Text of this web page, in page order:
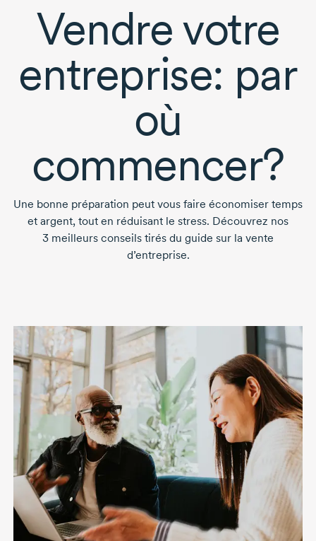
Vendre votre
entreprise: par
où
commencer?
Une bonne préparation peut vous faire économiser temps
et argent, tout en réduisant le stress. Découvrez nos
3 meilleurs conseils tirés du guide sur la vente
d’entreprise.